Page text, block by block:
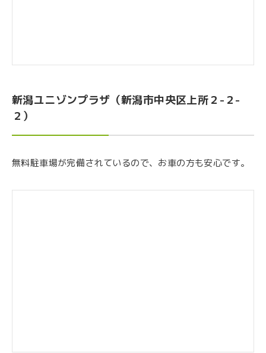
新潟ユニゾンプラザ（新潟市中央区上所２-２-
２）
無料駐車場が完備されているので、お車の方も安心です。